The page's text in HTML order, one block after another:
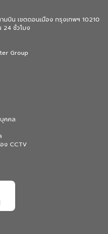
มบิน เขตดอนเมือง กรุงเทพฯ 10210
24 ชั่วโมง
Group
คคล
ง CCTV